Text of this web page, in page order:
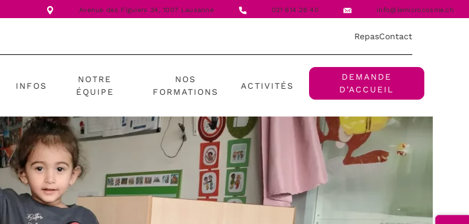
Avenue des Figuiers 34,1007 Lausanne 021 614 28 40 info@lemicrocosme.ch
RepasContact
INFOS
NOTRE
ÉQUIPE
NOS
FORMATIONS
ACTIVITÉS
DEMANDE
D’ACCUEIL